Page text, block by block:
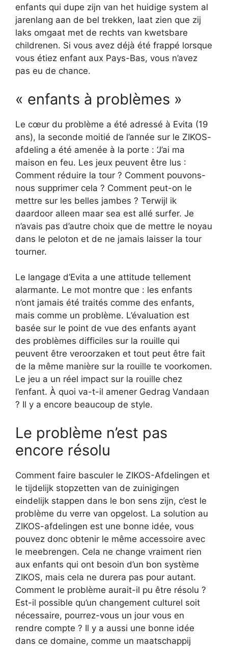
enfants qui dupe zijn van het huidige system al
jarenlang aan de bel trekken, laat zien que zij
laks omgaat met de rechts van kwetsbare
childrenen. Si vous avez déjà été frappé lorsque
vous étiez enfant aux Pays-Bas, vous n’avez
pas eu de chance.
« enfants à problèmes »
Le cœur du problème a été adressé à Evita (19
ans), la seconde moitié de l’année sur le ZIKOS-
afdeling a été amenée à la porte : ‘J’ai ma
maison en feu. Les jeux peuvent être lus :
Comment réduire la tour ? Comment pouvons-
nous supprimer cela ? Comment peut-on le
mettre sur les belles jambes ? Terwijl ik
daardoor alleen maar sea est allé surfer. Je
n’avais pas d’autre choix que de mettre le noyau
dans le peloton et de ne jamais laisser la tour
tourner.
Le langage d’Evita a une attitude tellement
alarmante. Le mot montre que : les enfants
n’ont jamais été traités comme des enfants,
mais comme un problème. L’évaluation est
basée sur le point de vue des enfants ayant
des problèmes difficiles sur la rouille qui
peuvent être veroorzaken et tout peut être fait
de la même manière sur la rouille te voorkomen.
Le jeu a un réel impact sur la rouille chez
l’enfant. À quoi va-t-il amener Gedrag Vandaan
? Il y a encore beaucoup de style.
Le problème n’est pas
encore résolu
Comment faire basculer le ZIKOS-Afdelingen et
le tijdelijk stopzetten van de zuinigingen
eindelijk stappen dans le bon sens zijn, c’est le
problème du verre van opgelost. La solution au
ZIKOS-afdelingen est une bonne idée, vous
pouvez donc obtenir le même accessoire avec
le meebrengen. Cela ne change vraiment rien
aux enfants qui ont besoin d’un bon système
ZIKOS, mais cela ne durera pas pour autant.
Comment le problème aurait-il pu être résolu ?
Est-il possible qu’un changement culturel soit
nécessaire, pourrez-vous un jour vous en
rendre compte ? Il y a aussi une bonne idée
dans ce domaine, comme un maatschappij